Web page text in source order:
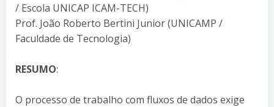
/ Escola UNICAP ICAM-TECH)
Prof. João Roberto Bertini Junior (UNICAMP /
Faculdade de Tecnologia)
RESUMO:
O processo de trabalho com fluxos de dados exige